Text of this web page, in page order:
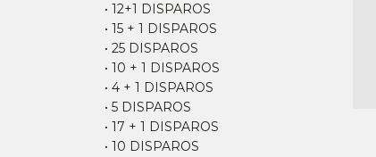
• 12+1 DISPAROS
• 15 + 1 DISPAROS
• 25 DISPAROS
• 10 + 1 DISPAROS
• 4 + 1 DISPAROS
• 5 DISPAROS
• 17 + 1 DISPAROS
• 10 DISPAROS